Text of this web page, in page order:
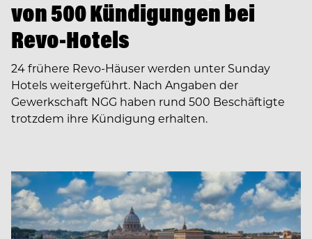
von 500 Kündigungen bei
Revo-Hotels
24 frühere Revo-Häuser werden unter Sunday
Hotels weitergeführt. Nach Angaben der
Gewerkschaft NGG haben rund 500 Beschäftigte
trotzdem ihre Kündigung erhalten.